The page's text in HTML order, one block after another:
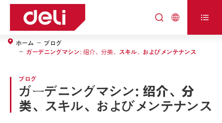
  
ホーム
ブログ
ガーデニングマシン: 绍介、分类、スキル、およびメンテナンス
ブログ
ガーデニングマシン: 绍介、分
类、スキル、およびメンテナンス